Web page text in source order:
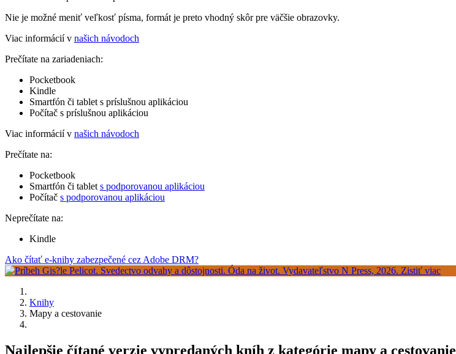
Nie je možné meniť veľkosť písma, formát je preto vhodný skôr pre väčšie obrazovky.
Viac informácií v našich návodoch
Prečítate na zariadeniach:
Pocketbook
Kindle
Smartfón či tablet s príslušnou aplikáciou
Počítač s príslušnou aplikáciou
Viac informácií v našich návodoch
Prečítate na:
Pocketbook
Smartfón či tablet s podporovanou aplikáciou
Počítač s podporovanou aplikáciou
Neprečítate na:
Kindle
Ako čítať e-knihy zabezpečené cez Adobe DRM?
Knihy
Mapy a cestovanie
Najlepšie čítané verzie vypredaných kníh z kategórie mapy a cestovanie